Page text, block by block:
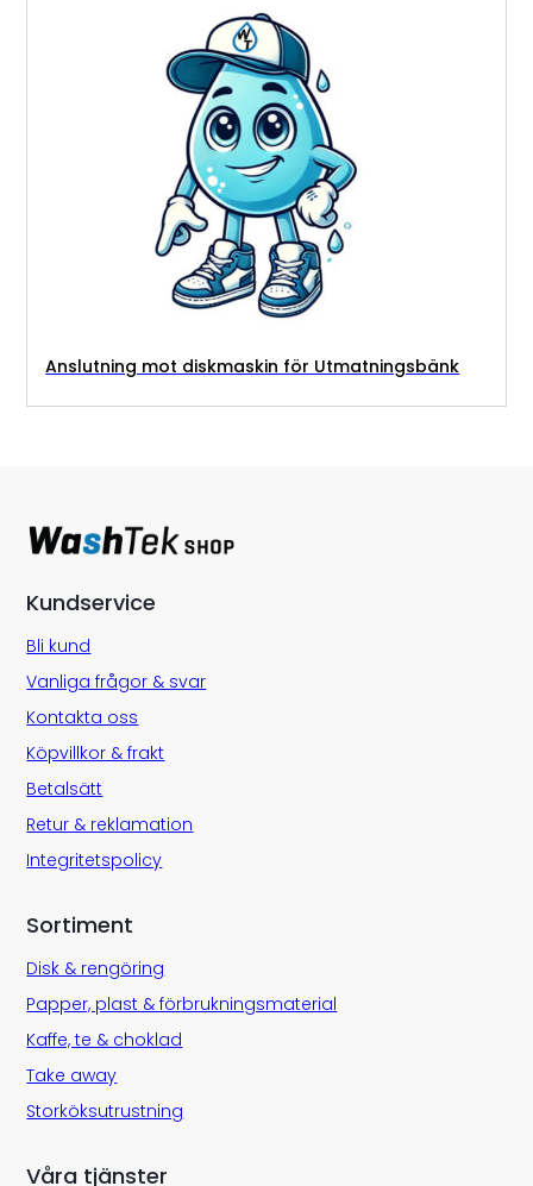
Anslutning mot diskmaskin för Utmatningsbänk
Kundservice
Bli kund
Vanliga frågor & svar
Kontakta oss
Köpvillkor & frakt
Betalsätt
Retur & reklamation
Integritetspolicy
Sortiment
Disk & rengöring
Papper, plast & förbrukningsmaterial
Kaffe, te & choklad
Take away
Storköksutrustning
Våra tjänster